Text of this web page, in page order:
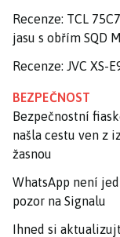
Recenze: TCL
jasu s obřím SQD
Recenze: JVC XS-
BEZPEČNOST
Bezpečnostní
našla cestu ven z
žasnou
WhatsApp není
pozor na Signalu
Ihned si